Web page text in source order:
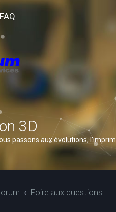
FAQ
3D
passons aux évolutions,
Foire aux questions